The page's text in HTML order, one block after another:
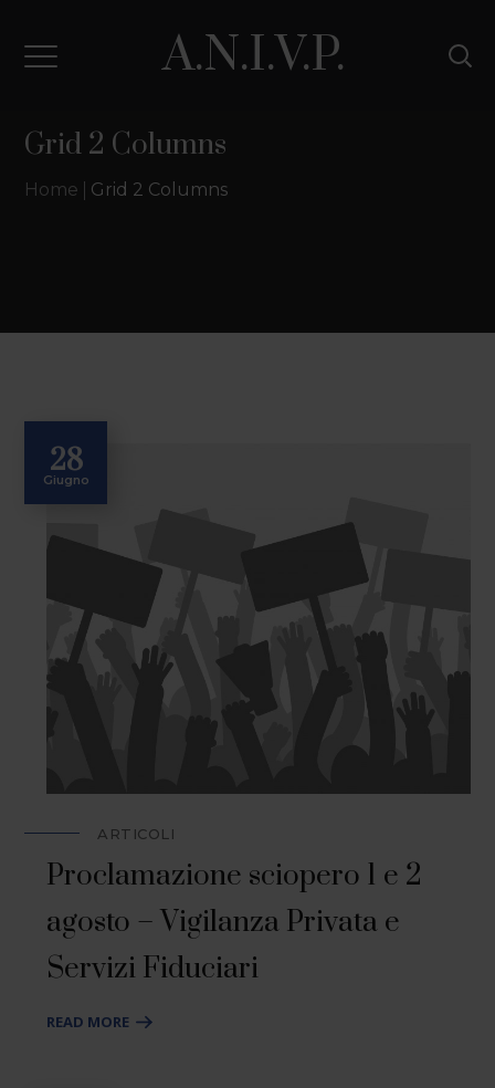
A.N.I.V.P.
Grid 2 Columns
Home Grid 2 Columns
28
Giugno
ARTICOLI
Proclamazione sciopero 1 e 2
agosto – Vigilanza Privata e
Servizi Fiduciari
READ MORE